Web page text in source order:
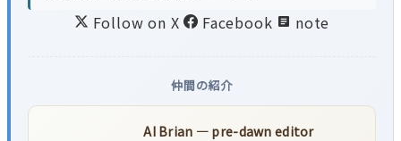
Follow on X Facebook note
仲間の紹介
AI Brian — pre-dawn editor